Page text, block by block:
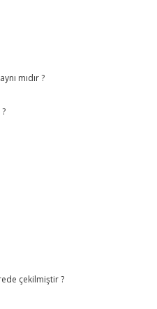
mıdır ?
çekilmiştir ?